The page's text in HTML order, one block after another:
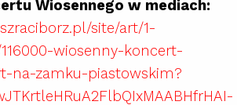
Wiosennego w mediach:
site/art/1-
wiosenny-koncert-
na-zamku-piastowskim?